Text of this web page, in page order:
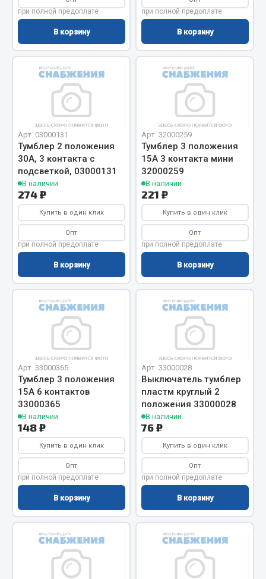
Весь раздел
Автомобильная электрика
Автолампы
Блоки реле и предохранителей
Вилки нагрузочные
Выключатели и переключатели клавишные
Выключатели кнопочные
Выключатель массы
Изолента
Показать ещё
Весь раздел
Запчасти на полуприцепы
Амортизаторы для полуприцепов
Весь раздел
Запчасти КамАЗ
Двигатель
Система питания
Система выпуска газа
Система охлаждения
Коробка передач
Коробка передач ZF
Показать ещё
Весь раздел
при полной предоплате
В корзину
при полной предоплате
В корзину
Арт. 03000131
Тумблер 2 положения
30А, 3 контакта с
подсветкой, 03000131
В наличии
274 ₽
Купить в один клик
Опт
при полной предоплате
В корзину
Арт. 32000259
Тумблер 3 положения
15А 3 контакта мини
32000259
В наличии
221 ₽
Купить в один клик
Опт
при полной предоплате
В корзину
Арт. 33000365
Тумблер 3 положения
15А 6 контактов
33000365
В наличии
148 ₽
Купить в один клик
Опт
при полной предоплате
В корзину
Арт. 33000028
Выключатель тумблер
пластм круглый 2
положения 33000028
В наличии
76 ₽
Купить в один клик
Опт
при полной предоплате
В корзину